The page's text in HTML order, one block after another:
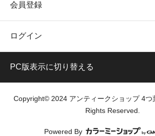
会員登録
ログイン
PC版表示に切り替える
Copyright© 2024 アンティークショップ 4つ
Rights Reserved.
Powered By